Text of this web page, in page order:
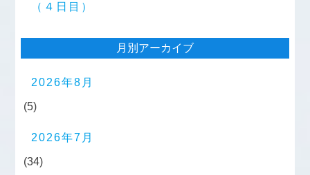
（４日目）
月別アーカイブ
2026年8月
(5)
2026年7月
(34)